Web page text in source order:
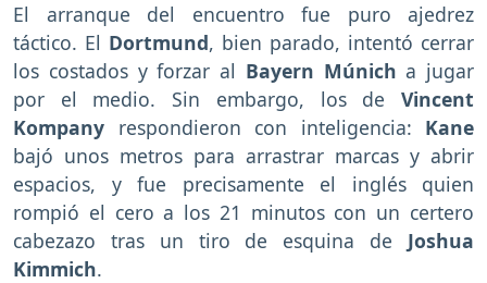
El arranque del encuentro fue puro ajedrez
táctico. El Dortmund, bien parado, intentó cerrar
los costados y forzar al Bayern Múnich a jugar
por el medio. Sin embargo, los de Vincent
Kompany respondieron con inteligencia: Kane
bajó unos metros para arrastrar marcas y abrir
espacios, y fue precisamente el inglés quien
rompió el cero a los 21 minutos con un certero
cabezazo tras un tiro de esquina de Joshua
Kimmich.